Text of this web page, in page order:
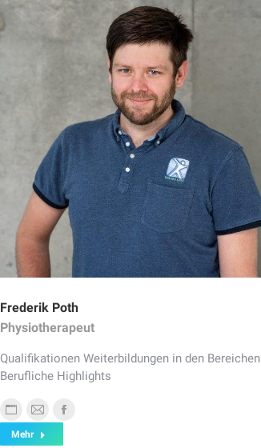
Frederik Poth
Physiotherapeut
Qualifikationen Weiterbildungen in den Bereichen
Berufliche Highlights
Persönlicher
Blog
E-
mail
Facebook
Mehr